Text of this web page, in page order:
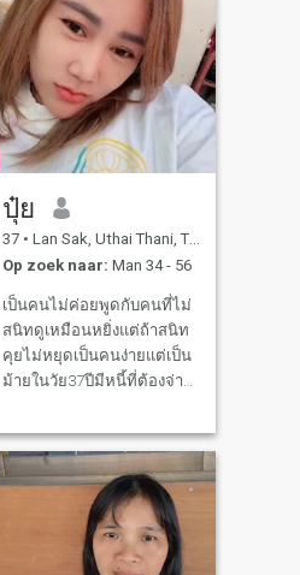
ปุ๋ย
37 • Lan Sak, Uthai Thani, Thailand
Op zoek naar: Man 34 - 56
เป็นคนไม่ค่อยพูดกับคนที่ไม่
สนิทดูเหมือนหยิ่งแต่ถ้าสนิท
คุยไม่หยุดเป็นคนง่ายแต่เป็น
ม้ายในวัย37ปีมีหนี้ที่ต้องจ่าย
ครอบครัวคนเดียวคร่า